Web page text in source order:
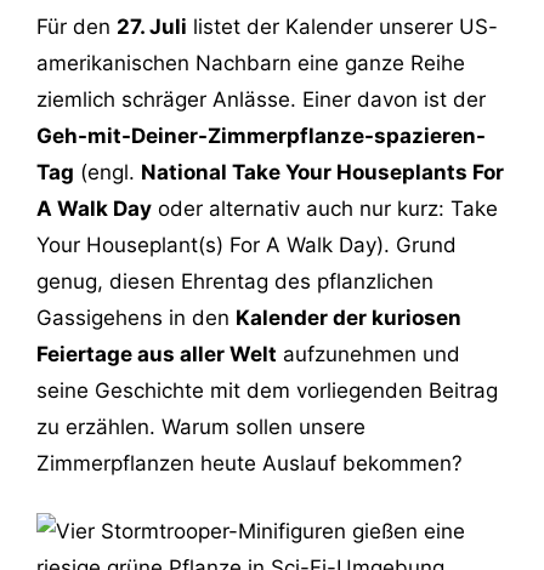
Für den 27. Juli listet der Kalender unserer US-
amerikanischen Nachbarn eine ganze Reihe
ziemlich schräger Anlässe. Einer davon ist der
Geh-mit-Deiner-Zimmerpflanze-spazieren-
Tag (engl. National Take Your Houseplants For
A Walk Day oder alternativ auch nur kurz: Take
Your Houseplant(s) For A Walk Day). Grund
genug, diesen Ehrentag des pflanzlichen
Gassigehens in den Kalender der kuriosen
Feiertage aus aller Welt aufzunehmen und
seine Geschichte mit dem vorliegenden Beitrag
zu erzählen. Warum sollen unsere
Zimmerpflanzen heute Auslauf bekommen?